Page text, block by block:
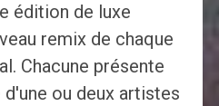
édition de luxe
remix de chaque
Chacune présente
ou deux artistes